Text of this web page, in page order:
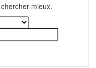
mieux.